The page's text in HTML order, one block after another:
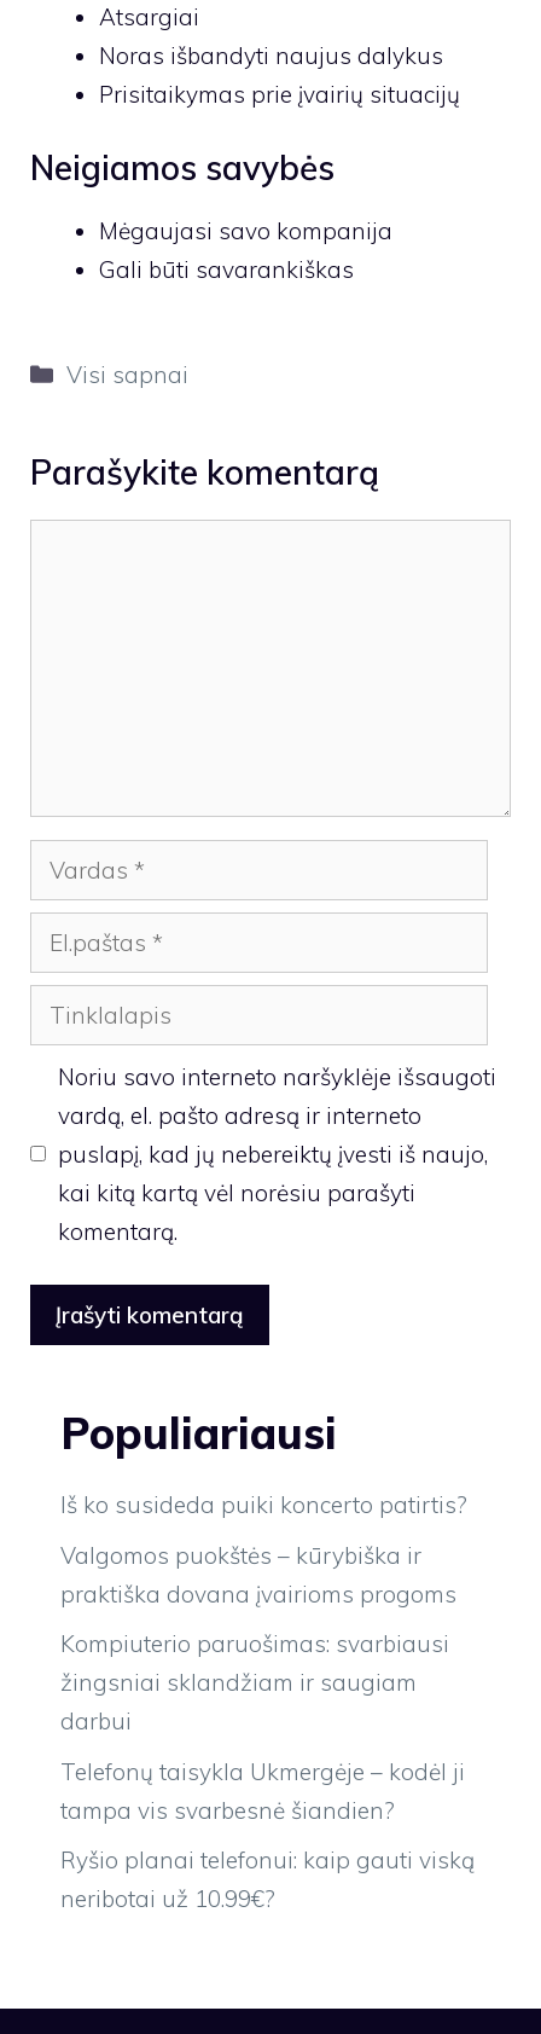
Atsargiai
Noras išbandyti naujus dalykus
Prisitaikymas prie įvairių situacijų
Neigiamos savybės
Mėgaujasi savo kompanija
Gali būti savarankiškas
Kategorijos
Visi sapnai
Parašykite komentarą
Vardas
El.paštas
Tinklalapis
Noriu savo interneto naršyklėje išsaugoti
vardą, el. pašto adresą ir interneto
puslapį, kad jų nebereiktų įvesti iš naujo,
kai kitą kartą vėl norėsiu parašyti
komentarą.
Populiariausi
Iš ko susideda puiki koncerto patirtis?
Valgomos puokštės – kūrybiška ir
praktiška dovana įvairioms progoms
Kompiuterio paruošimas: svarbiausi
žingsniai sklandžiam ir saugiam
darbui
Telefonų taisykla Ukmergėje – kodėl ji
tampa vis svarbesnė šiandien?
Ryšio planai telefonui: kaip gauti viską
neribotai už 10.99€?